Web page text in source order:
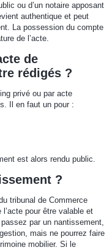
ou d’un notaire apposant
authentique et peut
La possession du compte
de l’acte.
de
rédigés ?
privé ou par acte
Il en faut un pour :
est alors rendu public.
?
tribunal de Commerce
pour être valable et
par un nantissement,
mais ne pourrez faire
mobilier. Si le